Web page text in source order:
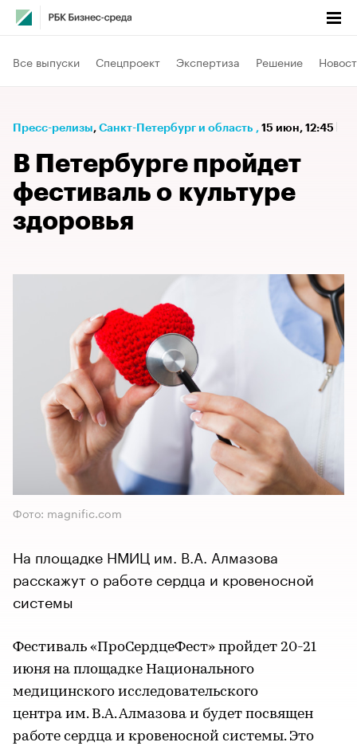
Все выпуски Спецпроект Экспертиза Решение
Пресс-релизы⁠, Санкт-Петербург и область , 15 июн, 12:45
В Петербурге пройдет
фестиваль о культуре
здоровья
Фото: magnific.com
На площадке НМИЦ им. В.А. Алмазова
расскажут о работе сердца и кровеносной
системы
Фестиваль «ПроСердцеФест» пройдет 20-21
июня на площадке Национального
медицинского исследовательского
центра им. В.А. Алмазова и будет посвящен
работе сердца и кровеносной системы. Это